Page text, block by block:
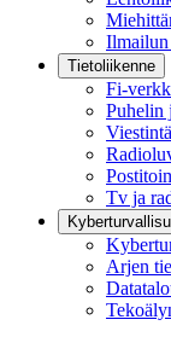
Tietoliikenne
Fi-
Puhelin
Tv ja
Arjen